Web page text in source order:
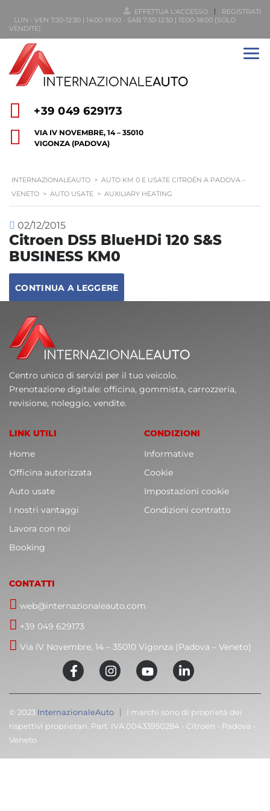
EFFETTUA L'ACCESSO
REGISTRATI
LUN - VEN 7:30-12:30 | 14:00-19:00 - SAB 7:30-12:30 | 15:00-18:00 (SOLO
VENDITE)
+39 049 629173
VIA IV NOVEMBRE, 14 – 35010
VIGONZA (PADOVA)
INTERNAZIONALEAUTO > AUTO KM 0 E USATE CITROËN A PADOVA –
VENETO > AUTO USATE > AUXILIARY HEATING
02/12/2015
Citroen DS5 BlueHDi 120 S&S
BUSINESS KM0
CONTINUA A LEGGERE
Centro unico di servizi per il tuo veicolo.
Prenotazione digitale: officina, gommista, carrozzeria,
revisione, noleggio, vendite.
LINK UTILI
Home
Officina autorizzata
Auto usate
I nostri vantaggi
Lavora con noi
Booking
CONDIZIONI
Informative
Cookie
Impostazioni cookie
Condizioni contratto
CONTATTI
web@internazionaleauto.com
+39 049 629173
Via IV Novembre, 14 – 35010 Vigonza (Padova – Veneto)
© 2023 InternazionaleAuto
I marchi sono di proprietà dei
rispettivi proprietari. Part. IVA 00433950284 - Citroën - Padova -
Veneto